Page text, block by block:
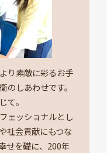
り素敵に彩るお手
のしあわせです。
て。
ェッショナルとし
社会貢献にもつな
せを礎に、200年